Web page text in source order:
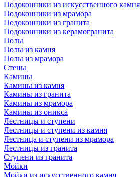
Подоконники из искусственного камня
Подоконники из мрамора
Подоконники из гранита
Подоконники из керамогранита
Полы
Полы из камня
Полы из мрамора
Стены
Камины
Камины из камня
Камины из гранита
Камины из мрамора
Камины из оникса
Лестницы и ступени
Лестницы и ступени из камня
Лестница и ступени из мрамора
Лестницы из гранита
Ступени из гранита
Мойки
Мойки из искусственного камня